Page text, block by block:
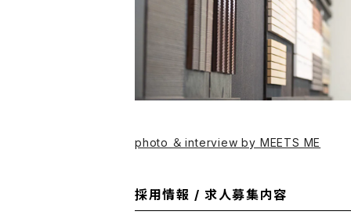
photo ＆ interview by MEETS ME
採用情報 / 求人募集内容